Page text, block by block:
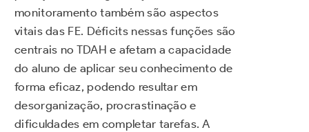
monitoramento também são aspectos
vitais das FE. Déficits nessas funções são
centrais no TDAH e afetam a capacidade
do aluno de aplicar seu conhecimento de
forma eficaz, podendo resultar em
desorganização, procrastinação e
dificuldades em completar tarefas. A